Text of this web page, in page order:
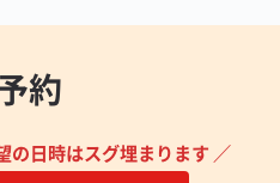
約
の日時はスグ埋まります ／